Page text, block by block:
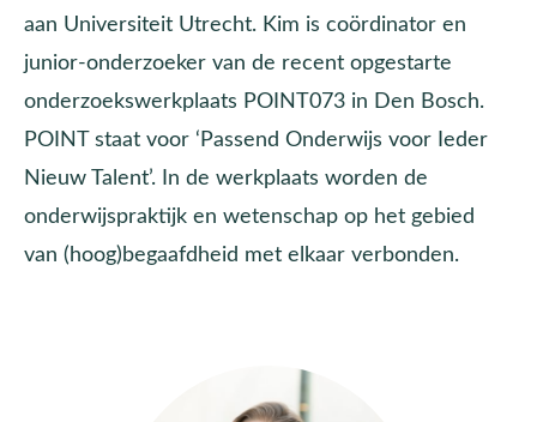
aan Universiteit Utrecht. Kim is coördinator en
junior-onderzoeker van de recent opgestarte
onderzoekswerkplaats POINT073 in Den Bosch.
POINT staat voor ‘Passend Onderwijs voor Ieder
Nieuw Talent’. In de werkplaats worden de
onderwijspraktijk en wetenschap op het gebied
van (hoog)begaafdheid met elkaar verbonden.